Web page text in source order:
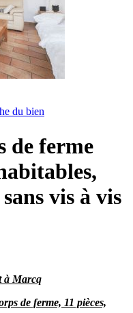
du bien
de ferme
vis à vis
à Marcq
de ferme, 11 pièces,